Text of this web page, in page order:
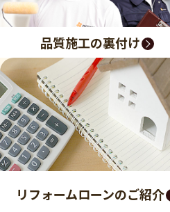
品質施工の裏付け
リフォームローンのご紹介